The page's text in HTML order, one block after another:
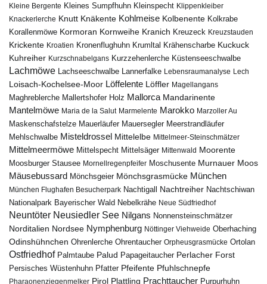
Kleine Bergente Kleines Sumpfhuhn Kleinspecht Klippenkleiber
Knackerlerche Knutt Knäkente Kohlmeise Kolbenente Kolkrabe
Korallenmöwe Kormoran Kornweihe Kranich Kreuzeck Kreuzstauden
Krickente Kroatien Kronenflughuhn Krumltal Krähenscharbe Kuckuck
Kuhreiher Kurzschnabelgans Kurzzehenlerche Küstenseeschwalbe
Lachmöwe Lachseeschwalbe Lannerfalke Lebensraumanalyse Lech
Loisach-Kochelsee-Moor Löffelente Löffler Magellangans
Maghreblerche Mallertshofer Holz Mallorca Mandarinente
Mantelmöwe Maria de la Salut Marmelente Marokko Marzoller Au
Maskenschafstelze Mauerläufer Mauersegler Meerstrandläufer
Mehlschwalbe Misteldrossel Mittelelbe Mittelmeer-Steinschmätzer
Mittelmeermöwe Mittelspecht Mittelsäger Mittenwald Moorente
Moosburger Stausee Mornellregenpfeifer Moschusente Murnauer Moos
Mäusebussard Mönchsgeier Mönchsgrasmücke München
München Flughafen Besucherpark Nachtigall Nachtreiher Nachtschiwan
Nationalpark Bayerischer Wald Nebelkrähe Neue Südfriedhof
Neuntöter Neusiedler See Nilgans Nonnensteinschmätzer
Norditalien Nordsee Nymphenburg Nöttinger Viehweide Oberhaching
Odinshühnchen Ohrenlerche Ohrentaucher Orpheusgrasmücke Ortolan
Ostfriedhof Palmtaube Palud Papageitaucher Perlacher Forst
Persisches Wüstenhuhn Pfatter Pfeifente Pfuhlschnepfe
Pharaonenziegenmelker Pirol Plattling Prachttaucher Purpurhuhn